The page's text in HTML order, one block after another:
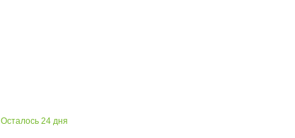
Осталось 24дня